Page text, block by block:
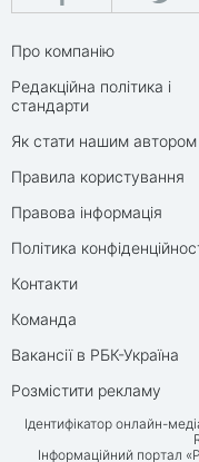
Про компанію
Редакційна політика і
стандарти
Як стати нашим автором
Правила користування
Правова інформація
Політика
Контакти
Команда
Вакансії в РБК-Україна
Розмістити рекламу
Ідентифікатор онлайн-
Інформаційний портал